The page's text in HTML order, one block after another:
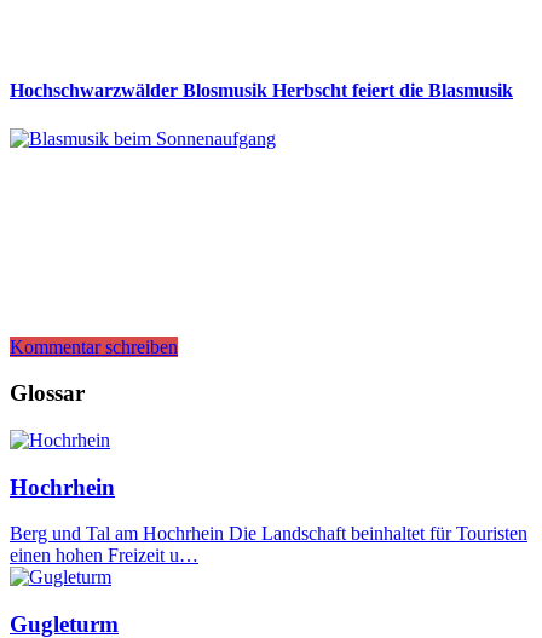
Hochschwarzwälder Blosmusik Herbscht feiert die Blasmusik
Kommentar schreiben
Glossar
Hochrhein
Berg und Tal am Hochrhein Die Landschaft beinhaltet für Touristen
einen hohen Freizeit u…
Gugleturm